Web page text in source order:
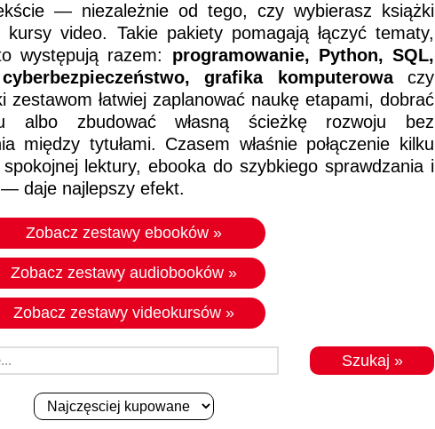
— niezależnie od tego, czy wybierasz książki
video. Takie pakiety pomagają łączyć tematy,
występują razem: programowanie, Python, SQL,
grafika komputerowaczy
zestawom łatwiej zaplanować naukę etapami, dobrać
albo zbudować własną ścieżkę rozwoju bez
między tytułami. Czasem właśnie połączenie kilku
lektury, ebooka do szybkiego sprawdzania i
daje najlepszy efekt.
Zobacz zestawy ebooków »
Zobacz zestawy audiobooków »
Zobacz zestawy videokursów »